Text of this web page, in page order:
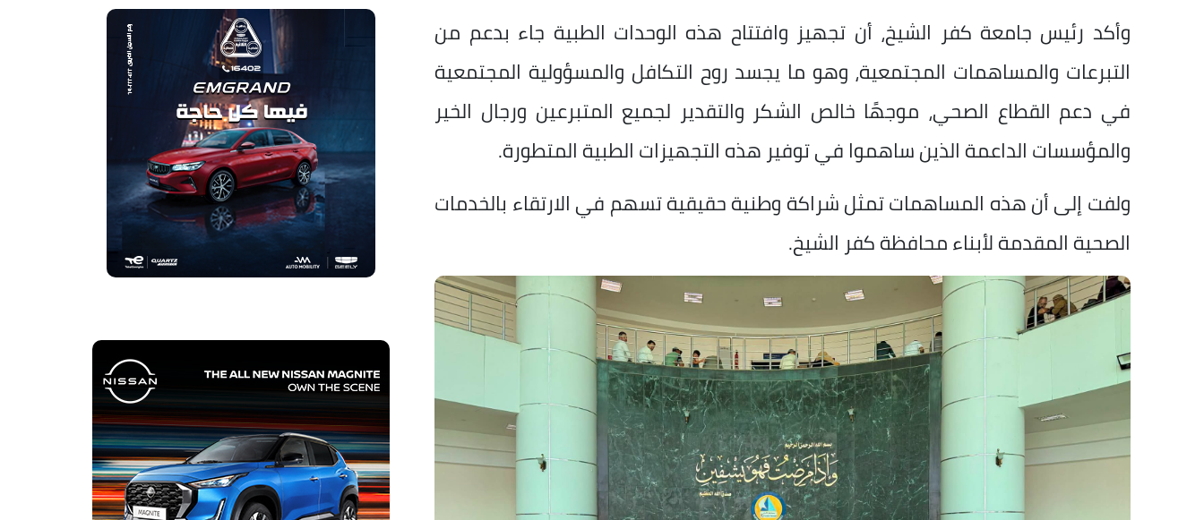
وأكد رئيس جامعة كفر الشيخ، أن تجهيز وافتتاح هذه الوحدات الطبية جاء بدعم من
التبرعات والمساهمات المجتمعية، وهو ما يجسد روح التكافل والمسؤولية المجتمعية
في دعم القطاع الصحي، موجهًا خالص الشكر والتقدير لجميع المتبرعين ورجال الخير
والمؤسسات الداعمة الذين ساهموا في توفير هذه التجهيزات الطبية المتطورة.
ولفت إلى أن هذه المساهمات تمثل شراكة وطنية حقيقية تسهم في الارتقاء بالخدمات
الصحية المقدمة لأبناء محافظة كفر الشيخ.